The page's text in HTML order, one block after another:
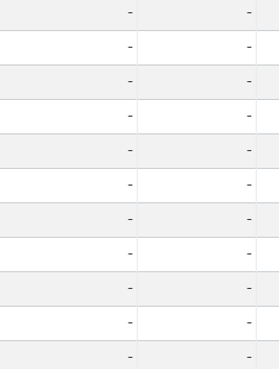
- -
- -
- -
- -
- -
- -
- -
- -
- -
- -
- -